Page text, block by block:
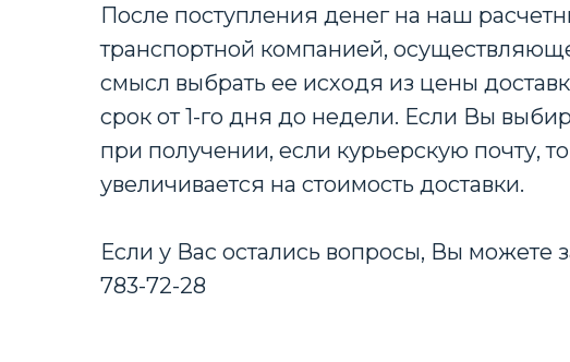
После поступления денег на наш
транспортной компанией,
смысл выбрать ее исходя из цены
срок от 1-го дня до недели. Если Вы
при получении, если курьерскую почту,
увеличивается на стоимость доставки.
Если у Вас остались вопросы, Вы можете
783-72-28